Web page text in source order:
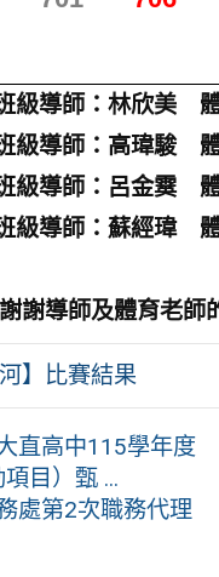
導師：林欣美 體
導師：高瑋駿 體
導師：呂金霙 體
級導師：蘇經瑋
謝導師及體育老師
】比賽結果
直高中115學年度
目）甄 ...
處第2次職務代理